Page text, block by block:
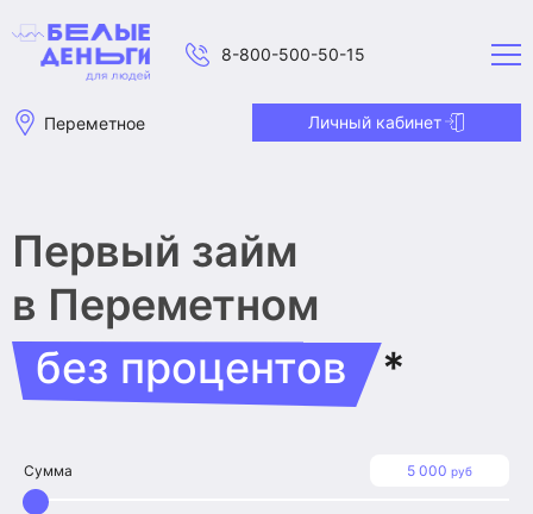
8-800-500-50-15
Переметное Личный кабинет
Первый займ
в Переметном
без процентов
*
5 000 руб
Сумма